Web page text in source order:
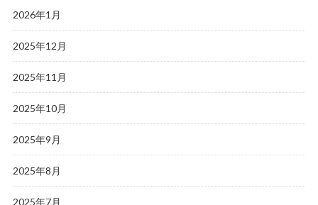
2026年1月
2025年12月
2025年11月
2025年10月
2025年9月
2025年8月
2025年7月